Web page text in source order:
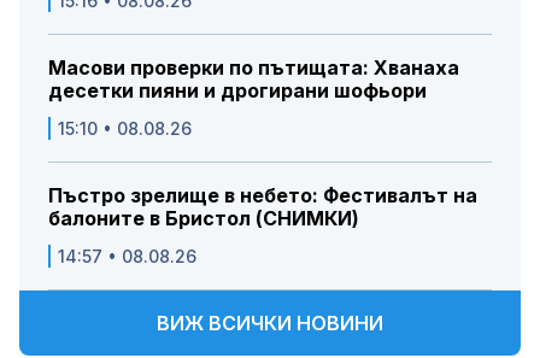
Масови проверки по пътищата: Хванаха
десетки пияни и дрогирани шофьори
15:10 • 08.08.26
Пъстро зрелище в небето: Фестивалът на
балоните в Бристол (СНИМКИ)
14:57 • 08.08.26
ВИЖ ВСИЧКИ НОВИНИ